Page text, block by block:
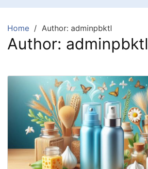
Home Author: adminpbktl
Author: adminpbktl